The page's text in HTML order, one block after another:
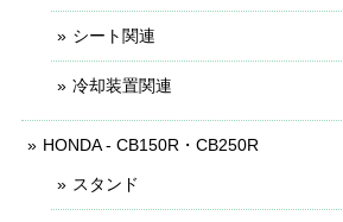
シート関連
冷却装置関連
HONDA - CB150R・CB250R
スタンド